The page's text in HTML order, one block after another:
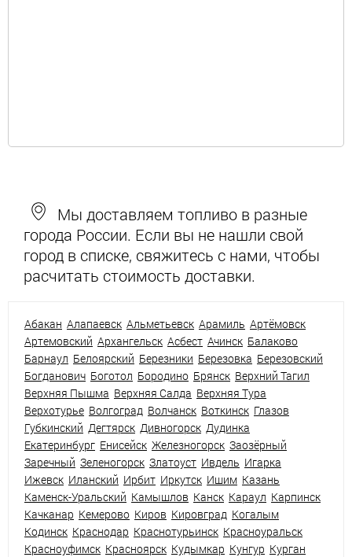
Мы доставляем топливо в разные
города России. Если вы не нашли свой
город в списке, свяжитесь с нами, чтобы
расчитать стоимость доставки.
Абакан Алапаевск Альметьевск Арамиль Артёмовск
Артемовский Архангельск Асбест Ачинск Балаково
Барнаул Белоярский Березники Березовка Березовский
Богданович Боготол Бородино Брянск Верхний Тагил
Верхняя Пышма Верхняя Салда Верхняя Тура
Верхотурье Волгоград Волчанск Воткинск Глазов
Губкинский Дегтярск Дивногорск Дудинка
Екатеринбург Енисейск Железногорск Заозёрный
Заречный Зеленогорск Златоуст Ивдель Игарка
Ижевск Иланский Ирбит Иркутск Ишим Казань
Каменск-Уральский Камышлов Канск Караул Карпинск
Качканар Кемерово Киров Кировград Когалым
Кодинск Краснодар Краснотурьинск Красноуральск
Красноуфимск Красноярск Кудымкар Кунгур Курган